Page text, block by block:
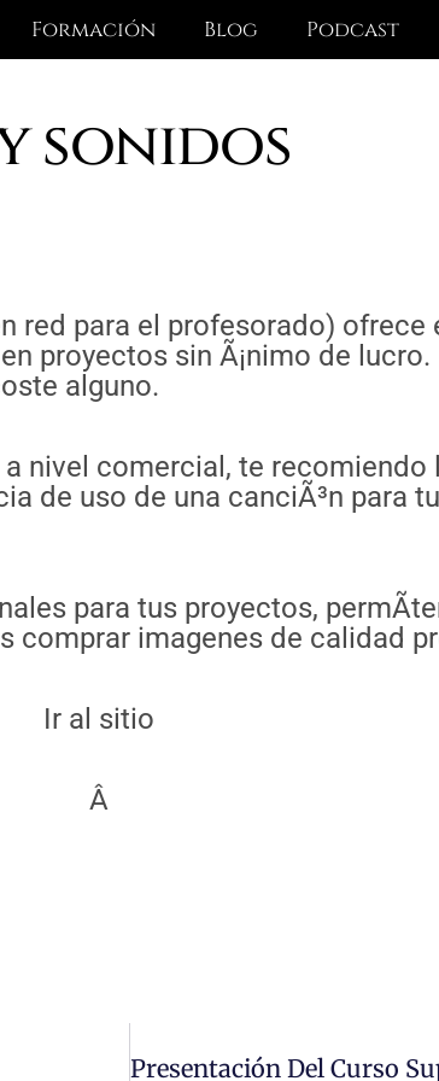
Formación Blog Podcast
sonidos
red para el profesorado) ofrece
proyectos sin Ã¡nimo de
alguno.
nivel comercial, te recomiendo
de uso de una canciÃ³n para
para tus proyectos,
comprar imagenes de calidad
Ir al sitio
Â